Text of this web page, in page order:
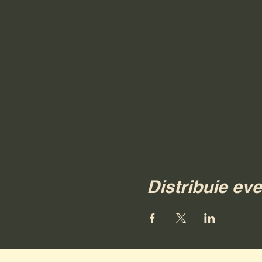
Distribuie